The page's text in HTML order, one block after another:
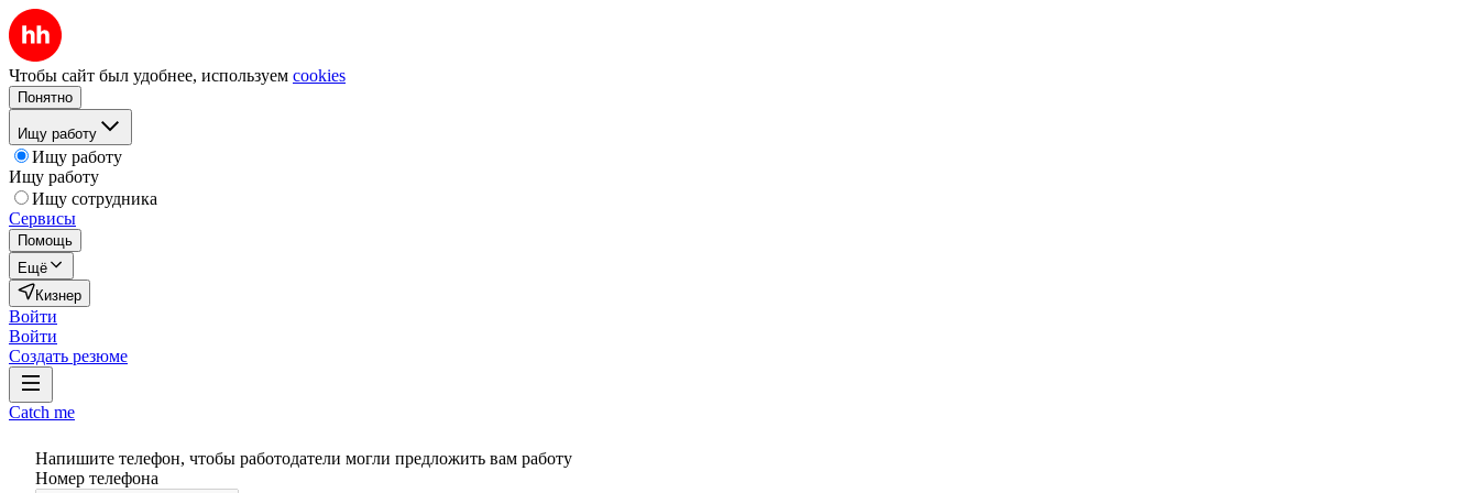
Чтобы сайт был удобнее, используем cookies
Понятно
Ищу работу
Ищу работу
Ищу работу
Ищу сотрудника
Сервисы
Помощь
Ещё
Кизнер
Войти
Войти
Создать резюме
Catch me
Напишите телефон, чтобы работодатели могли предложить вам работу
Номер телефона